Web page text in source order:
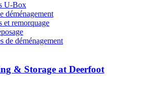
U-Box
déménagement
et remorquage
de déménagement
& Storage at Deerfoot